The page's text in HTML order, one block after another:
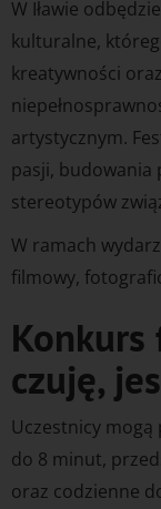
W Iławie
kulturalne,
kreatywności
artystycznym.
pasji, budowania
stereotypów
W ramach
filmowy,
Konkurs
czuję,
Uczestnicy
do 8 minut,
oraz codzienne